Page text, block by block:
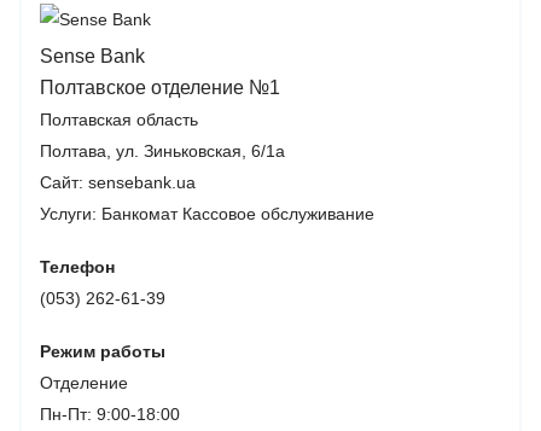
Sense Bank
Полтавское отделение №1
Полтавская область
Полтава, ул. Зиньковская, 6/1а
Сайт: sensebank.ua
Услуги: Банкомат Кассовое обслуживание
Телефон
(053) 262-61-39
Режим работы
Отделение
Пн-Пт: 9:00-18:00